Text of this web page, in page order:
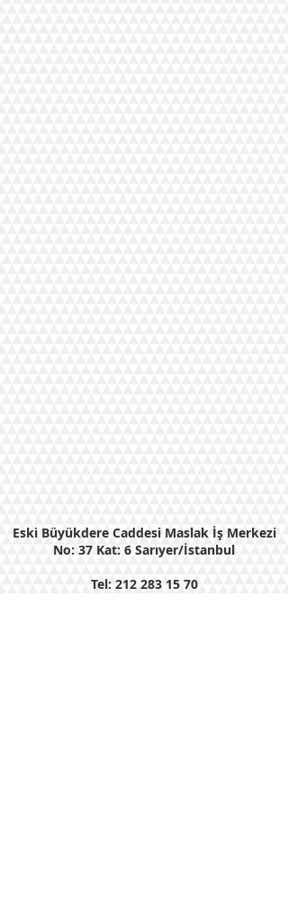
Eski Büyükdere Caddesi Maslak İş Merkezi
No: 37 Kat: 6 Sarıyer/İstanbul
Tel: 212 283 15 70